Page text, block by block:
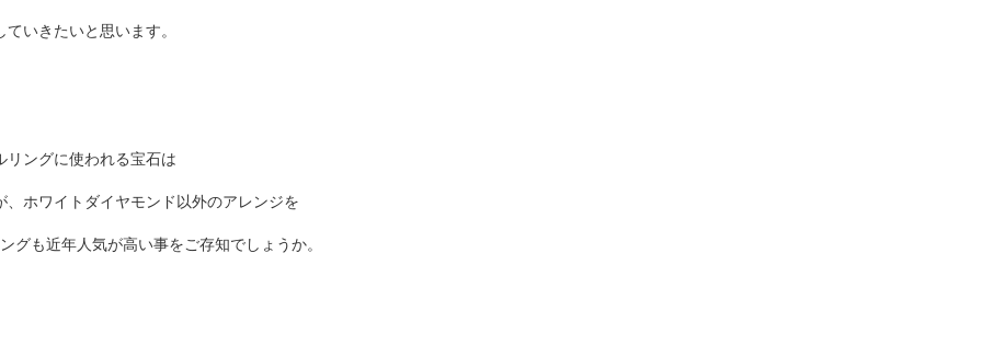
いきたいと思います。
リングに使われる宝石は
ホワイトダイヤモンド以外のアレンジを
グも近年人気が高い事をご存知でしょうか。